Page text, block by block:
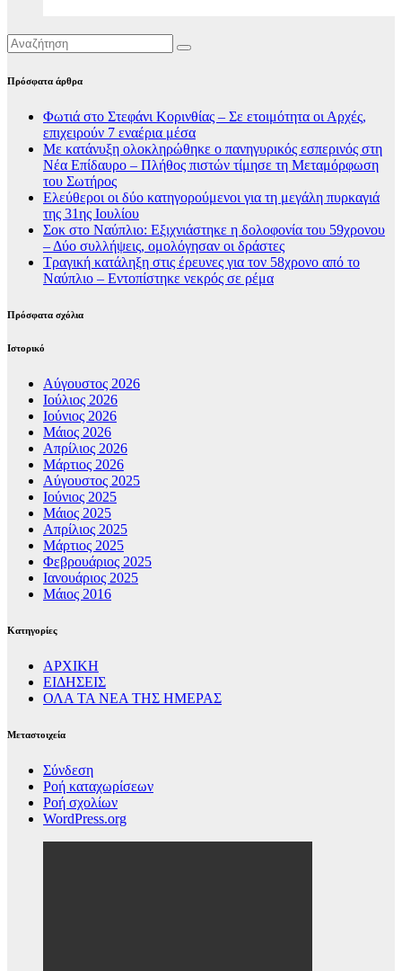
Πρόσφατα άρθρα
Φωτιά στο Στεφάνι Κορινθίας – Σε ετοιμότητα οι Αρχές,
επιχειρούν 7 εναέρια μέσα
Με κατάνυξη ολοκληρώθηκε ο πανηγυρικός εσπερινός στη
Νέα Επίδαυρο – Πλήθος πιστών τίμησε τη Μεταμόρφωση
του Σωτήρος
Ελεύθεροι οι δύο κατηγορούμενοι για τη μεγάλη πυρκαγιά
της 31ης Ιουλίου
Σοκ στο Ναύπλιο: Εξιχνιάστηκε η δολοφονία του 59χρονου
– Δύο συλλήψεις, ομολόγησαν οι δράστες
Τραγική κατάληξη στις έρευνες για τον 58χρονο από το
Ναύπλιο – Εντοπίστηκε νεκρός σε ρέμα
Πρόσφατα σχόλια
Ιστορικό
Αύγουστος 2026
Ιούλιος 2026
Ιούνιος 2026
Μάιος 2026
Απρίλιος 2026
Μάρτιος 2026
Αύγουστος 2025
Ιούνιος 2025
Μάιος 2025
Απρίλιος 2025
Μάρτιος 2025
Φεβρουάριος 2025
Ιανουάριος 2025
Μάιος 2016
Kατηγορίες
ΑΡΧΙΚΗ
ΕΙΔΗΣΕΙΣ
ΟΛΑ ΤΑ ΝΕΑ ΤΗΣ ΗΜΕΡΑΣ
Μεταστοιχεία
Σύνδεση
Ροή καταχωρίσεων
Ροή σχολίων
WordPress.org